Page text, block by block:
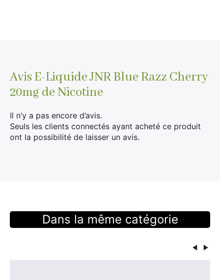
AvisE-Liquide JNR Blue Razz Cherry
20mg de Nicotine
Il n’y a pas encore d’avis.
Seuls les clients connectés ayant acheté ce produit
ont la possibilité de laisser un avis.
Dans la même catégorie